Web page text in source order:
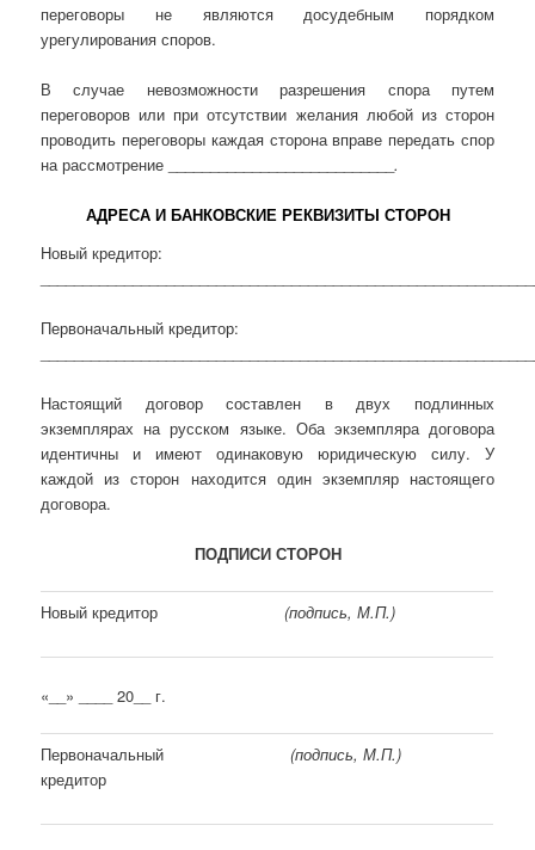
переговоры не являются досудебным порядком
урегулирования споров.
В случае невозможности разрешения спора путем
переговоров или при отсутствии желания любой из сторон
проводить переговоры каждая сторона вправе передать спор
на рассмотрение ___________________________.
АДРЕСА И БАНКОВСКИЕ РЕКВИЗИТЫ СТОРОН
Новый кредитор:
Первоначальный кредитор:
Настоящий договор составлен в двух подлинных
экземплярах на русском языке. Оба экземпляра договора
идентичны и имеют одинаковую юридическую силу. У
каждой из сторон находится один экземпляр настоящего
договора.
ПОДПИСИ СТОРОН
Новый кредитор (подпись, М.П.)
«__» ____ 20__ г.
Первоначальный
кредитор
(подпись, М.П.)